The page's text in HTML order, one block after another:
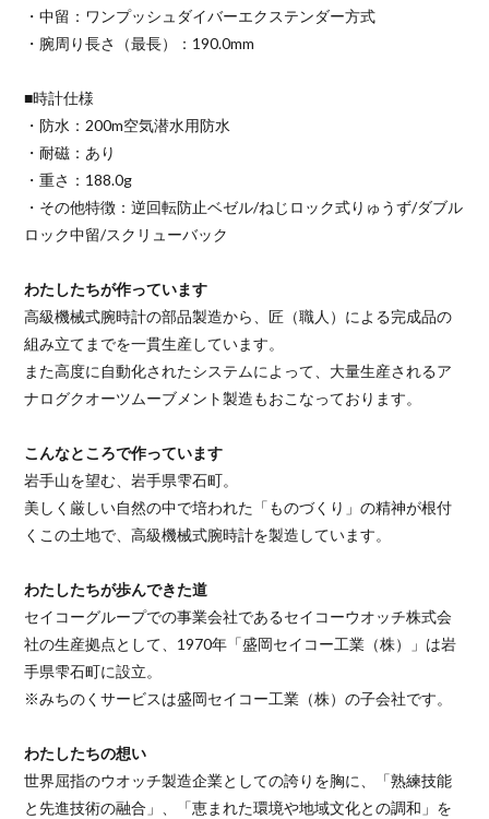
・中留：ワンプッシュダイバーエクステンダー方式
・腕周り長さ（最長）：190.0mm
■時計仕様
・防水：200m空気潜水用防水
・耐磁：あり
・重さ：188.0g
・その他特徴：逆回転防止ベゼル/ねじロック式りゅうず/ダブル
ロック中留/スクリューバック
わたしたちが作っています
高級機械式腕時計の部品製造から、匠（職人）による完成品の
組み立てまでを一貫生産しています。
また高度に自動化されたシステムによって、大量生産されるア
ナログクオーツムーブメント製造もおこなっております。
こんなところで作っています
岩手山を望む、岩手県雫石町。
美しく厳しい自然の中で培われた「ものづくり」の精神が根付
くこの土地で、高級機械式腕時計を製造しています。
わたしたちが歩んできた道
セイコーグループでの事業会社であるセイコーウオッチ株式会
社の生産拠点として、1970年「盛岡セイコー工業（株）」は岩
手県雫石町に設立。
※みちのくサービスは盛岡セイコー工業（株）の子会社です。
わたしたちの想い
世界屈指のウオッチ製造企業としての誇りを胸に、「熟練技能
と先進技術の融合」、「恵まれた環境や地域文化との調和」を